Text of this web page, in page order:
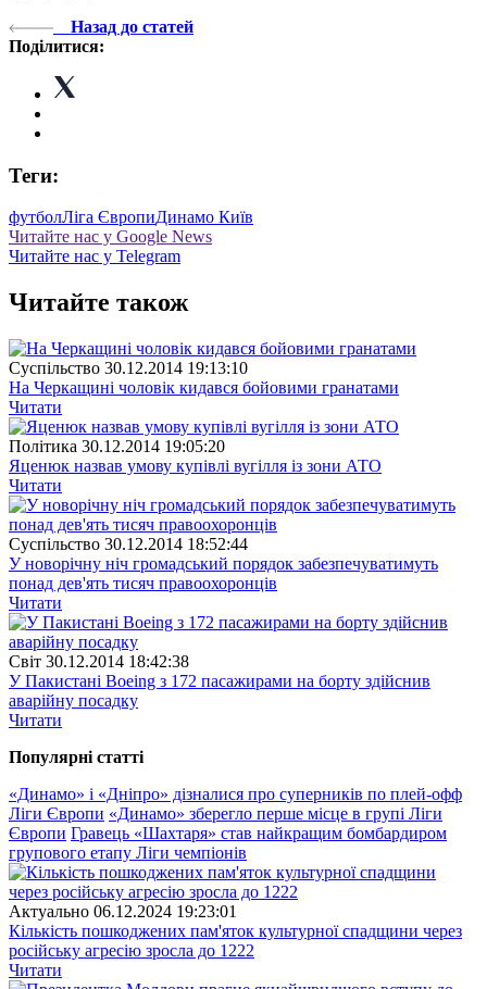
Назад до статей
Поділитися:
Теги:
футболЛіга ЄвропиДинамо Київ
Читайте нас у Google News
Читайте нас у Telegram
Читайте також
Суспiльство 30.12.2014 19:13:10
На Черкащині чоловік кидався бойовими гранатами
Читати
Полiтика 30.12.2014 19:05:20
Яценюк назвав умову купівлі вугілля із зони АТО
Читати
Суспiльство 30.12.2014 18:52:44
У новорічну ніч громадський порядок забезпечуватимуть
понад дев'ять тисяч правоохоронців
Читати
Свiт 30.12.2014 18:42:38
У Пакистані Boeing з 172 пасажирами на борту здійснив
аварійну посадку
Читати
Популярнi статтi
«Динамо» і «Дніпро» дізналися про суперників по плей-офф
Ліги Європи «Динамо» зберегло перше місце в групі Ліги
Європи Гравець «Шахтаря» став найкращим бомбардиром
групового етапу Ліги чемпіонів
Актуально 06.12.2024 19:23:01
Кількість пошкоджених пам'яток культурної спадщини через
російську агресію зросла до 1222
Читати